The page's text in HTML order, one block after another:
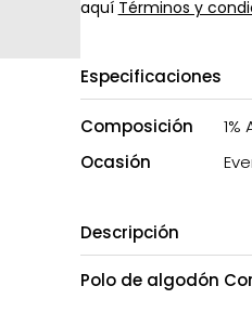
aquí Términos y
Especificaciones
Composición
1%
Ocasión
Descripción
Polo de algodón